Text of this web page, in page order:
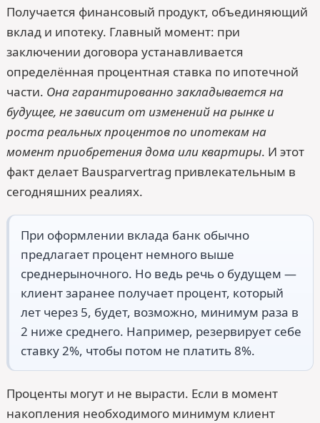
Получается финансовый продукт, объединяющий
вклад и ипотеку. Главный момент: при
заключении договора устанавливается
определённая процентная ставка по ипотечной
части. Онагарантированно закладывается на
будущее, не зависит от изменений на рынке и
роста реальных процентов по ипотекам на
момент приобретения дома или квартиры. И этот
факт делает Bausparvertrag привлекательным в
сегодняшних реалиях.
При оформлении вклада банк обычно
предлагает процент немного выше
среднерыночного. Но ведь речь о будущем —
клиент заранее получает процент, который
лет через 5, будет, возможно, минимум раза в
2 ниже среднего. Например, резервирует себе
ставку 2%, чтобы потом не платить 8%.
Проценты могут и не вырасти. Если в момент
накопления необходимого минимум клиент